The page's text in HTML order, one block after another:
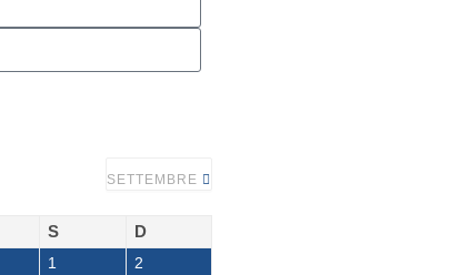
SETTEMBRE
S D
1 2